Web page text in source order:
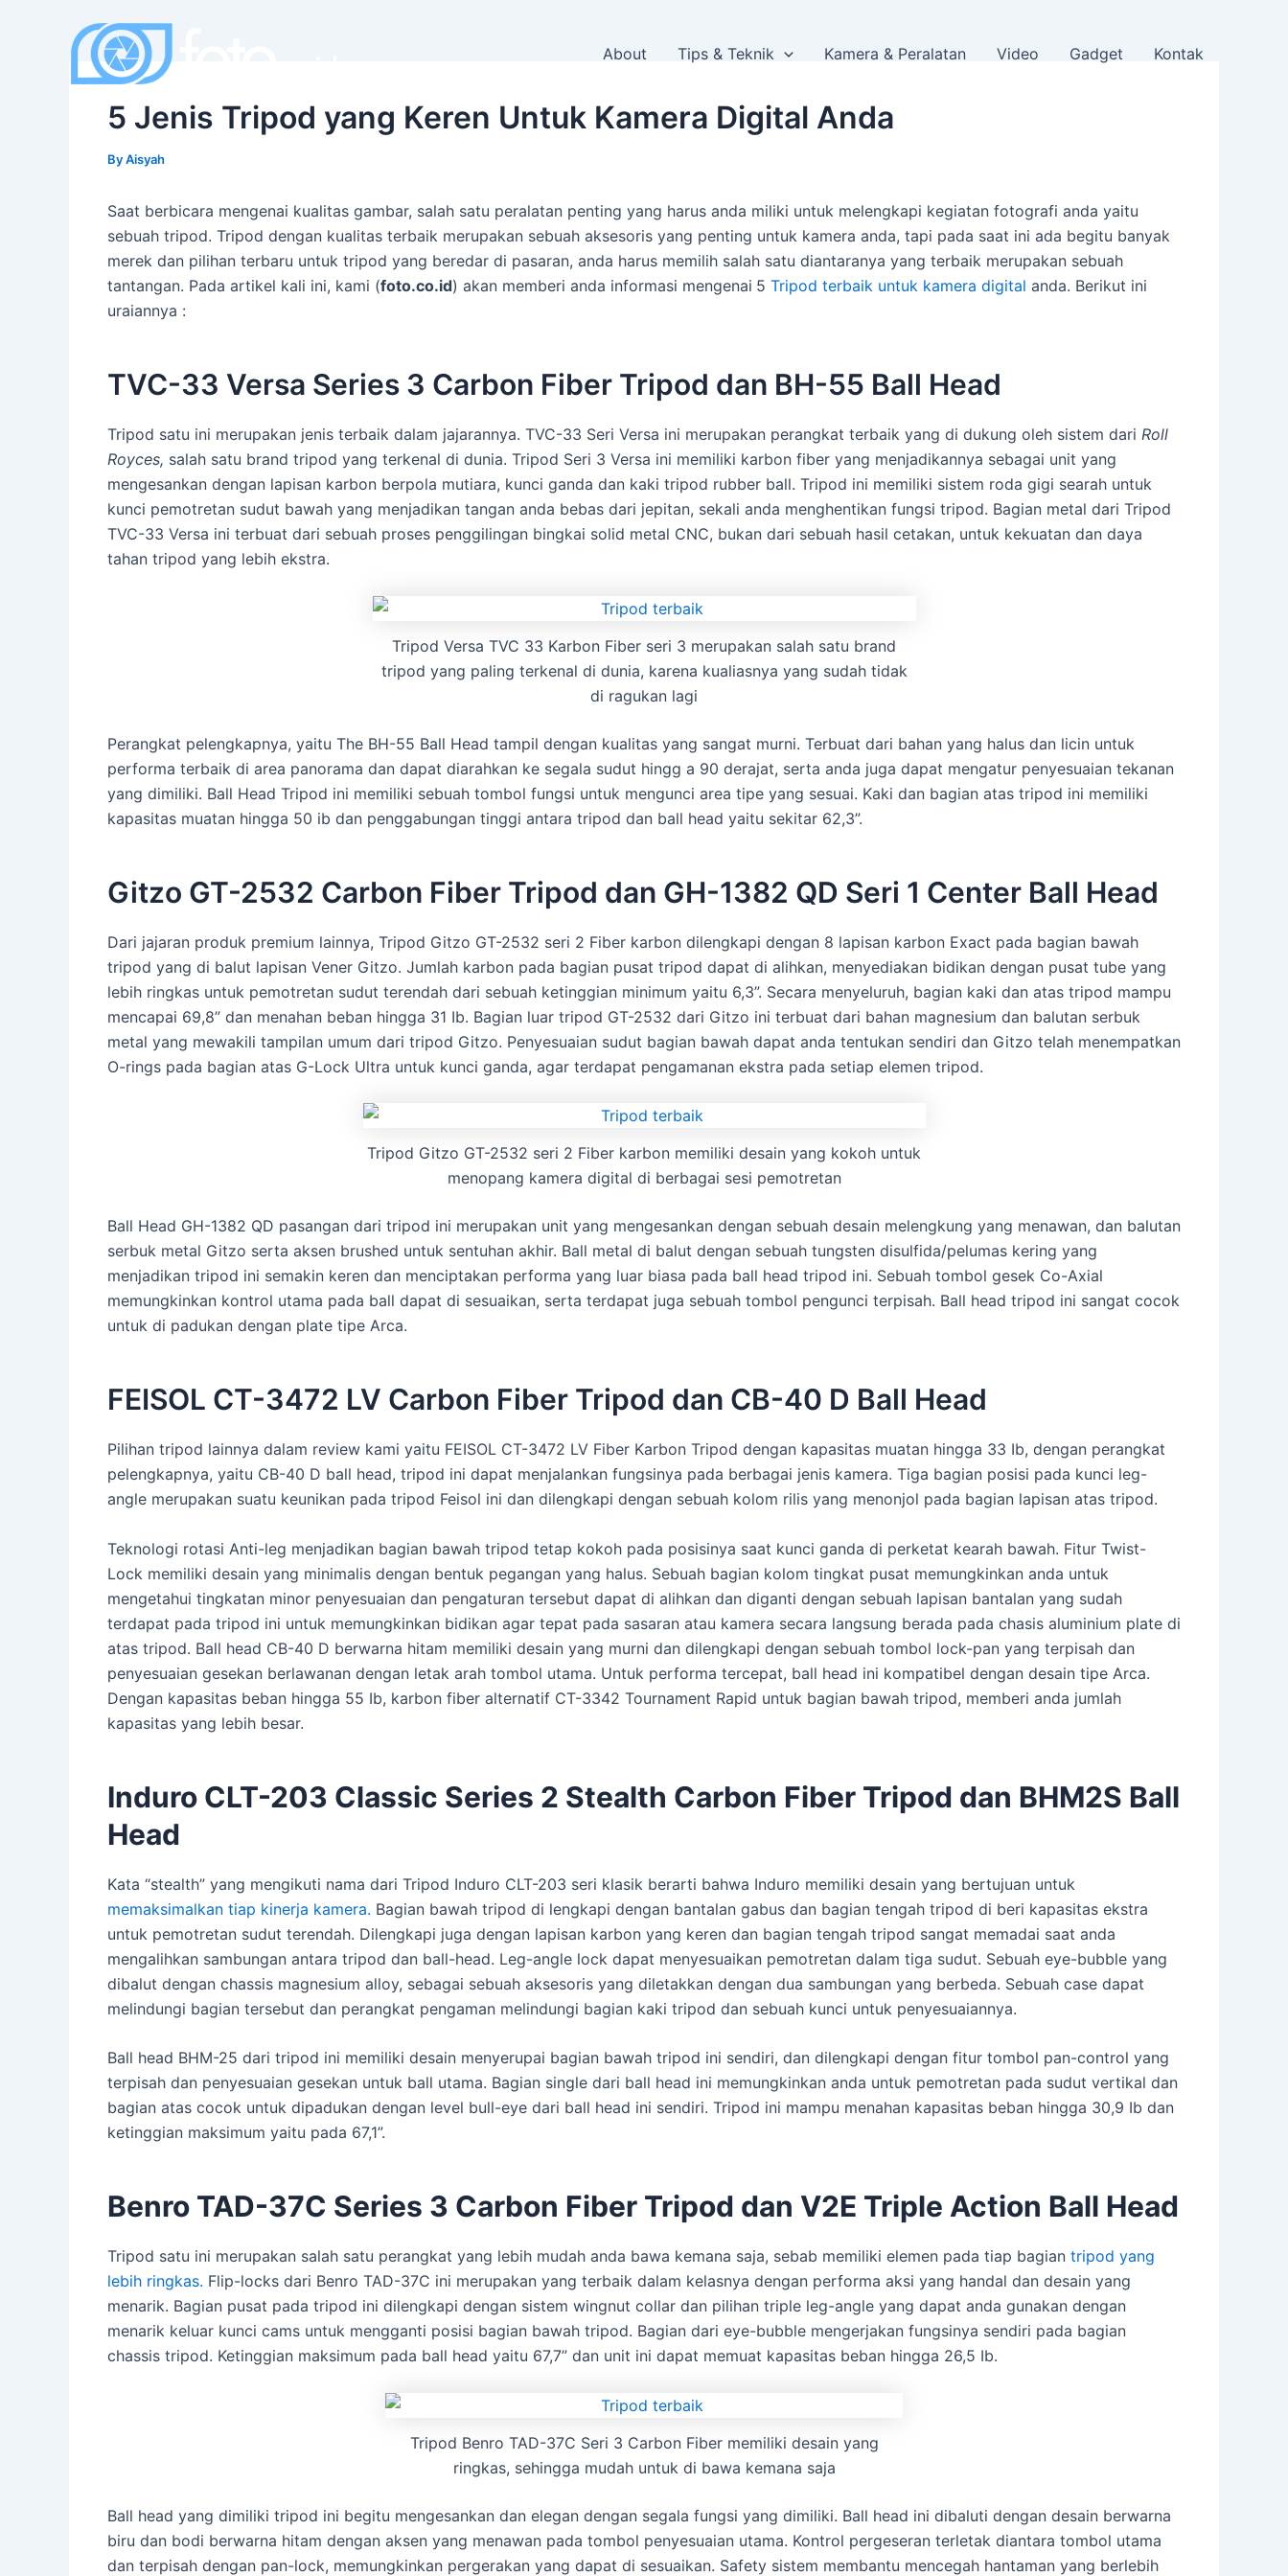
About Tips & Teknik Kamera & Peralatan Video Gadget Kontak
5 Jenis Tripod yang Keren Untuk Kamera Digital Anda
ByAisyah
Saat berbicara mengenai kualitas gambar, salah satu peralatan penting yang harus anda miliki untuk melengkapi kegiatan fotografi anda yaitu
sebuah tripod. Tripod dengan kualitas terbaik merupakan sebuah aksesoris yang penting untuk kamera anda, tapi pada saat ini ada begitu banyak
merek dan pilihan terbaru untuk tripod yang beredar di pasaran, anda harus memilih salah satu diantaranya yang terbaik merupakan sebuah
tantangan. Pada artikel kali ini, kami (foto.co.id) akan memberi anda informasi mengenai 5 Tripod terbaik untuk kamera digital anda. Berikut ini
uraiannya :
TVC-33 Versa Series 3 Carbon Fiber Tripod dan BH-55 Ball Head
Tripod satu ini merupakan jenis terbaik dalam jajarannya. TVC-33 Seri Versa ini merupakan perangkat terbaik yang di dukung oleh sistem dari Roll
Royces, salah satu brand tripod yang terkenal di dunia. Tripod Seri 3 Versa ini memiliki karbon fiber yang menjadikannya sebagai unit yang
mengesankan dengan lapisan karbon berpola mutiara, kunci ganda dan kaki tripod rubber ball. Tripod ini memiliki sistem roda gigi searah untuk
kunci pemotretan sudut bawah yang menjadikan tangan anda bebas dari jepitan, sekali anda menghentikan fungsi tripod. Bagian metal dari Tripod
TVC-33 Versa ini terbuat dari sebuah proses penggilingan bingkai solid metal CNC, bukan dari sebuah hasil cetakan, untuk kekuatan dan daya
tahan tripod yang lebih ekstra.
Tripod Versa TVC 33 Karbon Fiber seri 3 merupakan salah satu brand
tripod yang paling terkenal di dunia, karena kualiasnya yang sudah tidak
di ragukan lagi
Perangkat pelengkapnya, yaitu The BH-55 Ball Head tampil dengan kualitas yang sangat murni. Terbuat dari bahan yang halus dan licin untuk
performa terbaik di area panorama dan dapat diarahkan ke segala sudut hingg a 90 derajat, serta anda juga dapat mengatur penyesuaian tekanan
yang dimiliki. Ball Head Tripod ini memiliki sebuah tombol fungsi untuk mengunci area tipe yang sesuai. Kaki dan bagian atas tripod ini memiliki
kapasitas muatan hingga 50 ib dan penggabungan tinggi antara tripod dan ball head yaitu sekitar 62,3”.
Gitzo GT-2532 Carbon Fiber Tripod dan GH-1382 QD Seri 1 Center Ball Head
Dari jajaran produk premium lainnya, Tripod Gitzo GT-2532 seri 2 Fiber karbon dilengkapi dengan 8 lapisan karbon Exact pada bagian bawah
tripod yang di balut lapisan Vener Gitzo. Jumlah karbon pada bagian pusat tripod dapat di alihkan, menyediakan bidikan dengan pusat tube yang
lebih ringkas untuk pemotretan sudut terendah dari sebuah ketinggian minimum yaitu 6,3”. Secara menyeluruh, bagian kaki dan atas tripod mampu
mencapai 69,8” dan menahan beban hingga 31 Ib. Bagian luar tripod GT-2532 dari Gitzo ini terbuat dari bahan magnesium dan balutan serbuk
metal yang mewakili tampilan umum dari tripod Gitzo. Penyesuaian sudut bagian bawah dapat anda tentukan sendiri dan Gitzo telah menempatkan
O-rings pada bagian atas G-Lock Ultra untuk kunci ganda, agar terdapat pengamanan ekstra pada setiap elemen tripod.
Tripod Gitzo GT-2532 seri 2 Fiber karbon memiliki desain yang kokoh untuk
menopang kamera digital di berbagai sesi pemotretan
Ball Head GH-1382 QD pasangan dari tripod ini merupakan unit yang mengesankan dengan sebuah desain melengkung yang menawan, dan balutan
serbuk metal Gitzo serta aksen brushed untuk sentuhan akhir. Ball metal di balut dengan sebuah tungsten disulfida/pelumas kering yang
menjadikan tripod ini semakin keren dan menciptakan performa yang luar biasa pada ball head tripod ini. Sebuah tombol gesek Co-Axial
memungkinkan kontrol utama pada ball dapat di sesuaikan, serta terdapat juga sebuah tombol pengunci terpisah. Ball head tripod ini sangat cocok
untuk di padukan dengan plate tipe Arca.
FEISOL CT-3472 LV Carbon Fiber Tripod dan CB-40 D Ball Head
Pilihan tripod lainnya dalam review kami yaitu FEISOL CT-3472 LV Fiber Karbon Tripod dengan kapasitas muatan hingga 33 Ib, dengan perangkat
pelengkapnya, yaitu CB-40 D ball head, tripod ini dapat menjalankan fungsinya pada berbagai jenis kamera. Tiga bagian posisi pada kunci leg-
angle merupakan suatu keunikan pada tripod Feisol ini dan dilengkapi dengan sebuah kolom rilis yang menonjol pada bagian lapisan atas tripod.
Teknologi rotasi Anti-leg menjadikan bagian bawah tripod tetap kokoh pada posisinya saat kunci ganda di perketat kearah bawah. Fitur Twist-
Lock memiliki desain yang minimalis dengan bentuk pegangan yang halus. Sebuah bagian kolom tingkat pusat memungkinkan anda untuk
mengetahui tingkatan minor penyesuaian dan pengaturan tersebut dapat di alihkan dan diganti dengan sebuah lapisan bantalan yang sudah
terdapat pada tripod ini untuk memungkinkan bidikan agar tepat pada sasaran atau kamera secara langsung berada pada chasis aluminium plate di
atas tripod. Ball head CB-40 D berwarna hitam memiliki desain yang murni dan dilengkapi dengan sebuah tombol lock-pan yang terpisah dan
penyesuaian gesekan berlawanan dengan letak arah tombol utama. Untuk performa tercepat, ball head ini kompatibel dengan desain tipe Arca.
Dengan kapasitas beban hingga 55 Ib, karbon fiber alternatif CT-3342 Tournament Rapid untuk bagian bawah tripod, memberi anda jumlah
kapasitas yang lebih besar.
Induro CLT-203 Classic Series 2 Stealth Carbon Fiber Tripod dan BHM2S Ball
Head
Kata “stealth” yang mengikuti nama dari Tripod Induro CLT-203 seri klasik berarti bahwa Induro memiliki desain yang bertujuan untuk
memaksimalkan tiap kinerja kamera. Bagian bawah tripod di lengkapi dengan bantalan gabus dan bagian tengah tripod di beri kapasitas ekstra
untuk pemotretan sudut terendah. Dilengkapi juga dengan lapisan karbon yang keren dan bagian tengah tripod sangat memadai saat anda
mengalihkan sambungan antara tripod dan ball-head. Leg-angle lock dapat menyesuaikan pemotretan dalam tiga sudut. Sebuah eye-bubble yang
dibalut dengan chassis magnesium alloy, sebagai sebuah aksesoris yang diletakkan dengan dua sambungan yang berbeda. Sebuah case dapat
melindungi bagian tersebut dan perangkat pengaman melindungi bagian kaki tripod dan sebuah kunci untuk penyesuaiannya.
Ball head BHM-25 dari tripod ini memiliki desain menyerupai bagian bawah tripod ini sendiri, dan dilengkapi dengan fitur tombol pan-control yang
terpisah dan penyesuaian gesekan untuk ball utama. Bagian single dari ball head ini memungkinkan anda untuk pemotretan pada sudut vertikal dan
bagian atas cocok untuk dipadukan dengan level bull-eye dari ball head ini sendiri. Tripod ini mampu menahan kapasitas beban hingga 30,9 Ib dan
ketinggian maksimum yaitu pada 67,1”.
Benro TAD-37C Series 3 Carbon Fiber Tripod dan V2E Triple Action Ball Head
Tripod satu ini merupakan salah satu perangkat yang lebih mudah anda bawa kemana saja, sebab memiliki elemen pada tiap bagian tripod yang
lebih ringkas. Flip-locks dari Benro TAD-37C ini merupakan yang terbaik dalam kelasnya dengan performa aksi yang handal dan desain yang
menarik. Bagian pusat pada tripod ini dilengkapi dengan sistem wingnut collar dan pilihan triple leg-angle yang dapat anda gunakan dengan
menarik keluar kunci cams untuk mengganti posisi bagian bawah tripod. Bagian dari eye-bubble mengerjakan fungsinya sendiri pada bagian
chassis tripod. Ketinggian maksimum pada ball head yaitu 67,7” dan unit ini dapat memuat kapasitas beban hingga 26,5 Ib.
Tripod Benro TAD-37C Seri 3 Carbon Fiber memiliki desain yang
ringkas, sehingga mudah untuk di bawa kemana saja
Ball head yang dimiliki tripod ini begitu mengesankan dan elegan dengan segala fungsi yang dimiliki. Ball head ini dibaluti dengan desain berwarna
biru dan bodi berwarna hitam dengan aksen yang menawan pada tombol penyesuaian utama. Kontrol pergeseran terletak diantara tombol utama
dan terpisah dengan pan-lock, memungkinkan pergerakan yang dapat di sesuaikan. Safety sistem membantu mencegah hantaman yang berlebih